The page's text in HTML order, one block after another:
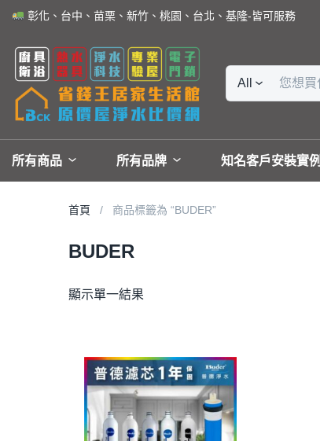
彰化、台中、苗栗、新竹、桃園、台北、基隆-皆可服務
All
所有商品 所有品牌 知名客戶安裝實例
首頁 商品標籤為 “BUDER”
BUDER
顯示單一結果